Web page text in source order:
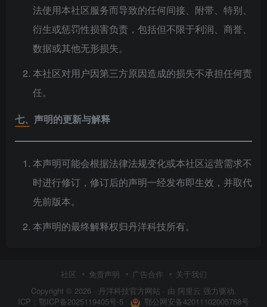
法使用本社区服务而导致的任何间接、附带、特别、
衍生或惩罚性损害负责，包括但不限于利润、商誉、
数据或其他无形损失。
本社区对用户因第三方原因造成的损失不承担任何责
任。
七、声明的更新与解释
本声明可能会根据法律法规变化或本社区运营需求不
时进行修订，修订后的声明一经发布即生效，并取代
先前版本。
本声明的最终解释权归丹洋科技所有。
社区 免责声明 广告合作
关于我们
Copyright © 2026 · 丹洋科技官方网站 · 由 阿里云 强力驱动.
ICP： 鄂ICP备2025119405号-5 鄂公网安备42011102005768号